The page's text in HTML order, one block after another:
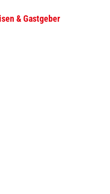
& Gastgeber